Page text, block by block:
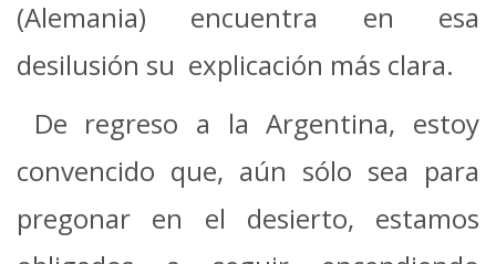
(Alemania) encuentra en esa
desilusión su explicación más clara.
De regreso a la Argentina, estoy
convencido que, aún sólo sea para
pregonar en el desierto, estamos